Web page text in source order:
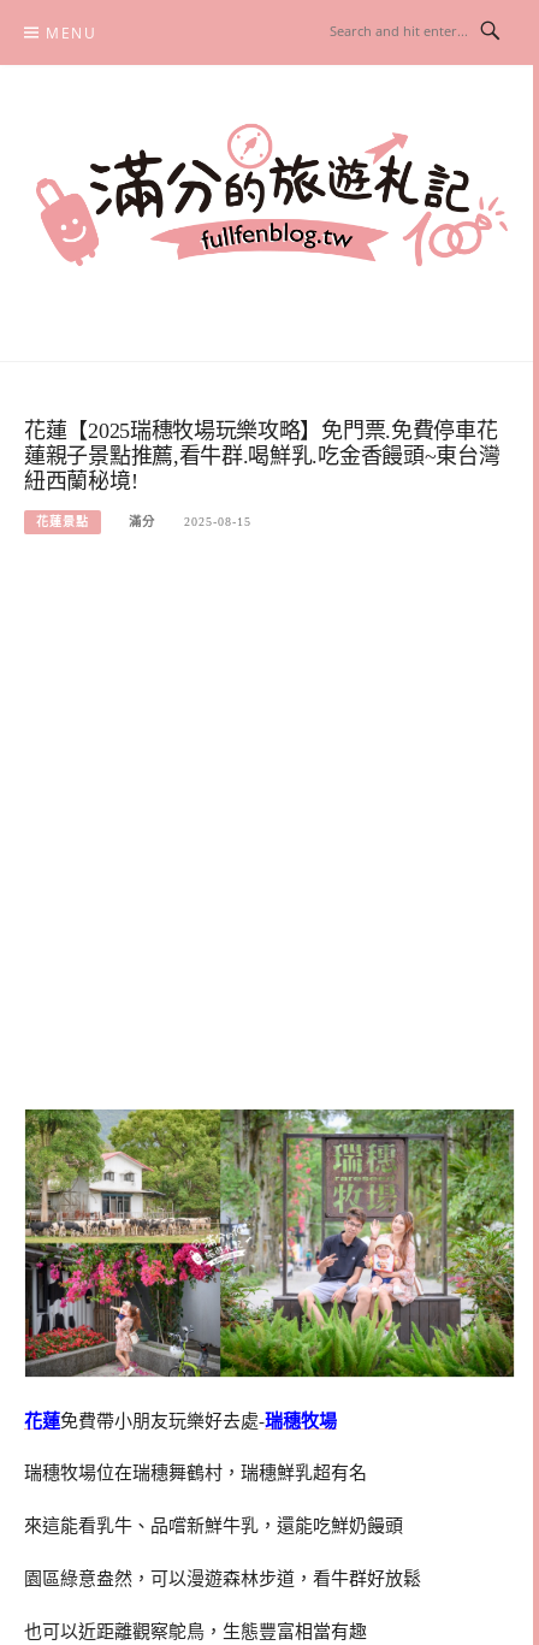
content
MENU
花蓮【2025瑞穗牧場玩樂攻略】免門票.免費停車花
蓮親子景點推薦,看牛群.喝鮮乳.吃金香饅頭~東台灣
紐西蘭秘境!
花蓮景點 滿分 2025-08-15
花蓮免費帶小朋友玩樂好去處-瑞穗牧場
瑞穗牧場位在瑞穗舞鶴村，瑞穗鮮乳超有名
來這能看乳牛、品嚐新鮮牛乳，還能吃鮮奶饅頭
園區綠意盎然，可以漫遊森林步道，看牛群好放鬆
也可以近距離觀察鴕鳥，生態豐富相當有趣